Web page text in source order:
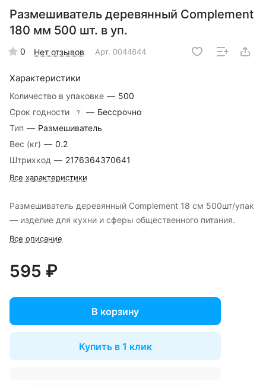
Размешиватель деревянный Complement
180 мм 500 шт. в уп.
0 Нет отзывов Арт. 0044844
Характеристики
Количество в упаковке — 500
Срок годности
? — Бессрочно
Тип — Размешиватель
Вес (кг) — 0.2
Штрихкод — 2176364370641
Все характеристики
Размешиватель деревянный Complement 18 см 500шт/упак
— изделие для кухни и сферы общественного питания.
Все описание
595 ₽
В корзину
Купить в 1 клик